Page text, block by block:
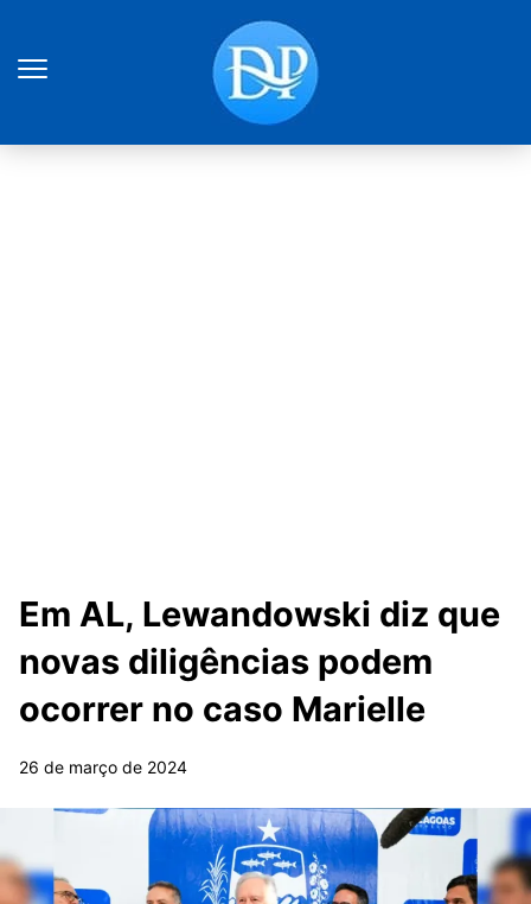
Em AL, Lewandowski diz que
novas diligências podem
ocorrer no caso Marielle
26 de março de 2024